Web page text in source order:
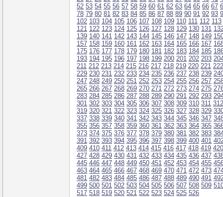
52 53 54 55 56 57 58 59 60 61 62 63 64 65 66 67
78 79 80 81 82 83 84 85 86 87 88 89 90 91 92 93
102 103 104 105 106 107 108 109 110 111 112 113
121 122 123 124 125 126 127 128 129 130 131
139 140 141 142 143 144 145 146 147 148 149
157 158 159 160 161 162 163 164 165 166 167
175 176 177 178 179 180 181 182 183 184 185
193 194 195 196 197 198 199 200 201 202 203
211 212 213 214 215 216 217 218 219 220 221 222
229 230 231 232 233 234 235 236 237 238 239
247 248 249 250 251 252 253 254 255 256 257
265 266 267 268 269 270 271 272 273 274 275
283 284 285 286 287 288 289 290 291 292 293
301 302 303 304 305 306 307 308 309 310 311 312
319 320 321 322 323 324 325 326 327 328 329
337 338 339 340 341 342 343 344 345 346 347
355 356 357 358 359 360 361 362 363 364 365
373 374 375 376 377 378 379 380 381 382 383
391 392 393 394 395 396 397 398 399 400 401
409 410 411 412 413 414 415 416 417 418 419 420
427 428 429 430 431 432 433 434 435 436 437
445 446 447 448 449 450 451 452 453 454 455
463 464 465 466 467 468 469 470 471 472 473
481 482 483 484 485 486 487 488 489 490 491
499 500 501 502 503 504 505 506 507 508 509
517 518 519 520 521 522 523 524 525 526